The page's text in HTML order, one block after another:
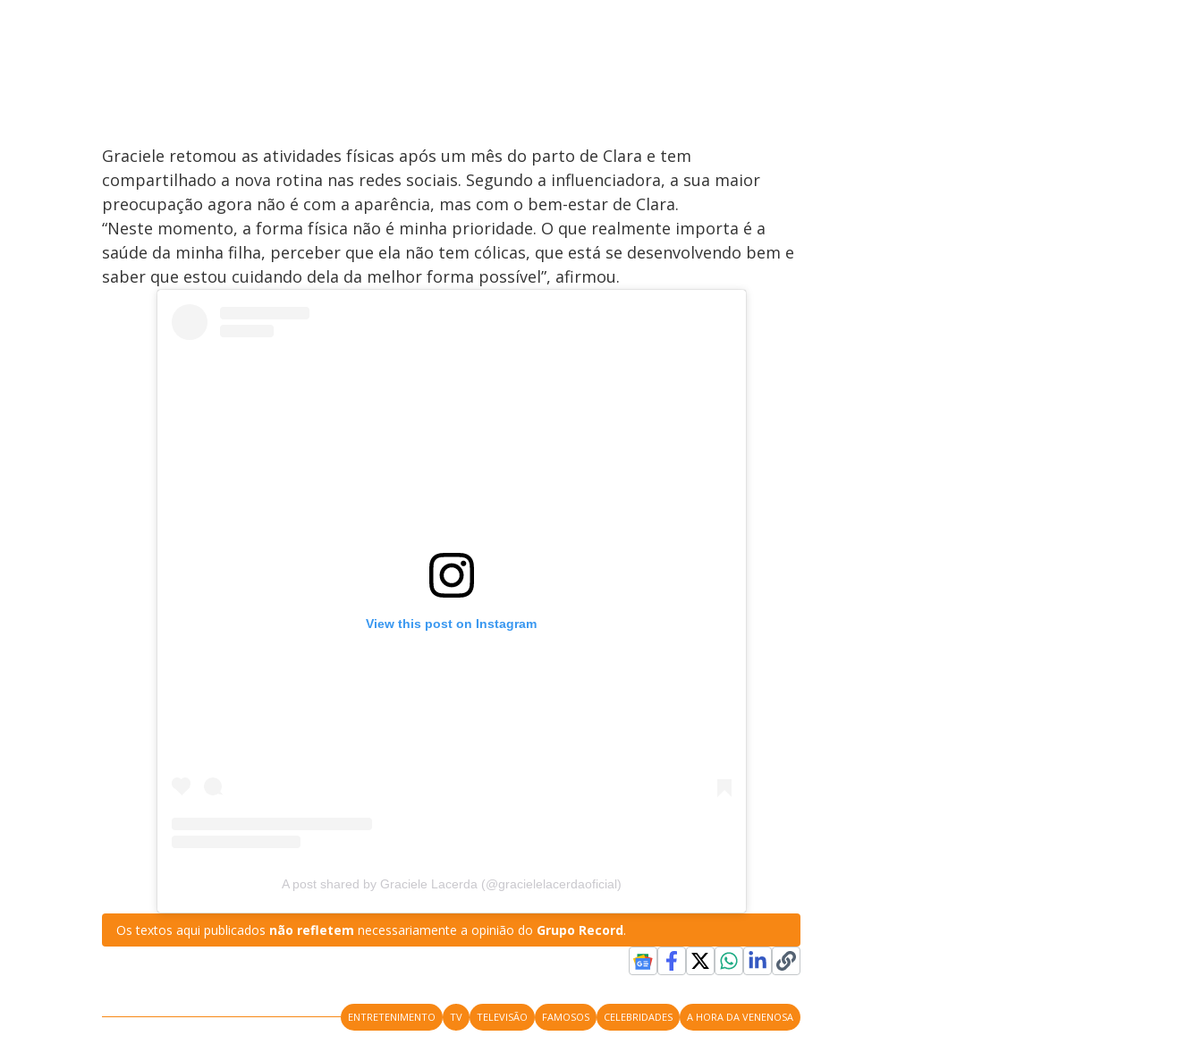
Graciele retomou as atividades físicas após um mês do parto de Clara e tem
compartilhado a nova rotina nas redes sociais. Segundo a influenciadora, a sua maior
preocupação agora não é com a aparência, mas com o bem-estar de Clara.
“Neste momento, a forma física não é minha prioridade. O que realmente importa é a
saúde da minha filha, perceber que ela não tem cólicas, que está se desenvolvendo bem e
saber que estou cuidando dela da melhor forma possível”, afirmou.
View this post on Instagram
A post shared by Graciele Lacerda (@gracielelacerdaoficial)
Os textos aqui publicados não refletem necessariamente a opinião do Grupo Record.
ENTRETENIMENTO TV TELEVISÃO FAMOSOS CELEBRIDADES A HORA DA VENENOSA